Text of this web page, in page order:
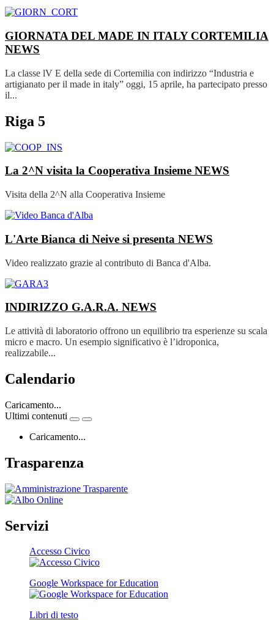
GIORNATA DEL MADE IN ITALY CORTEMILIA
NEWS
La classe lV E della sede di Cortemilia con indirizzo “Industria e
artigianato per il made in italy” oggi, 15 aprile, ha partecipato presso
il...
Riga 5
La 2^N visita la Cooperativa Insieme NEWS
Visita della 2^N alla Cooperativa Insieme
L'Arte Bianca di Neive si presenta NEWS
Video realizzato grazie al contributo di Banca d'Alba.
INDIRIZZO G.A.R.A. NEWS
Le attività di laboratorio offrono un equilibrio tra esperienze su scala
micro e macro. Un esempio significativo è l’idroponica,
realizzabile...
Calendario
Caricamento...
Ultimi contenuti
Caricamento...
Trasparenza
Servizi
Accesso Civico
Google Workspace for Education
Libri di testo